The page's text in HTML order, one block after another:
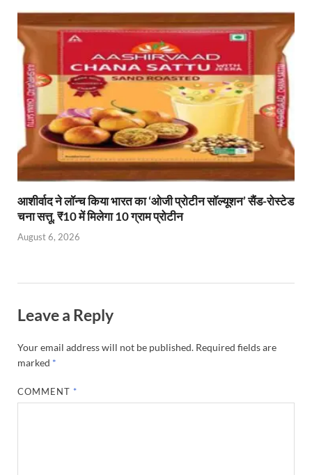
आशीर्वाद ने लॉन्च किया भारत का ‘ओजी प्रोटीन सॉल्यूशन’ सैंड-रोस्टेड
चना सत्तू, ₹10 में मिलेगा 10 ग्राम प्रोटीन
August 6, 2026
Leave a Reply
Your email address will not be published. Required fields are
marked *
COMMENT *